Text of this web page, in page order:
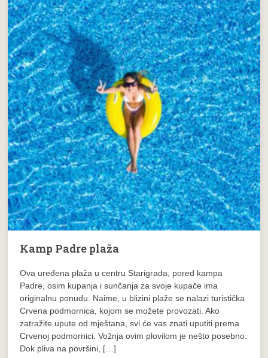
Kamp Padre plaža
Ova uređena plaža u centru Starigrada, pored kampa
Padre, osim kupanja i sunčanja za svoje kupače ima
originalnu ponudu. Naime, u blizini plaže se nalazi turistička
Crvena podmornica, kojom se možete provozati. Ako
zatražite upute od mještana, svi će vas znati uputiti prema
Crvenoj podmornici. Vožnja ovim plovilom je nešto posebno.
Dok pliva na površini, […]